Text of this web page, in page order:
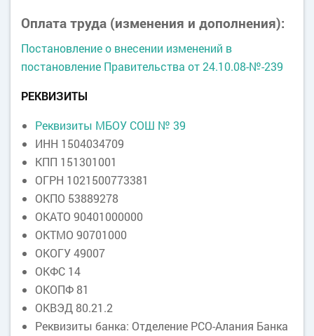
Оплата труда (изменения и дополнения):
Постановление о внесении изменений в
постановление Правительства от 24.10.08-№-239
РЕКВИЗИТЫ
Реквизиты МБОУ СОШ № 39
ИНН 1504034709
КПП 151301001
ОГРН 1021500773381
ОКПО 53889278
ОКАТО 90401000000
ОКТМО 90701000
ОКОГУ 49007
ОКФС 14
ОКОПФ 81
ОКВЭД 80.21.2
Реквизиты банка: Отделение РСО-Алания Банка